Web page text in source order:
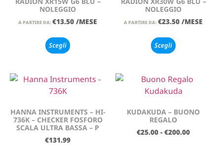
NOLEGGIO
A PARTIRE DA: €13.50 /MESE
Scegli
NOLEGGIO
A PARTIRE DA: €23.50 /MESE
Scegli
HANNA INSTRUMENTS – HI-
736K – CHECKER FOSFORO
SCALA ULTRA BASSA – P
€131.99
KUDAKUDA – BUONO
REGALO
€25.00 - €200.00